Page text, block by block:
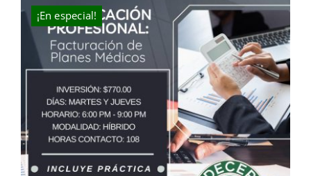
¡En especial!